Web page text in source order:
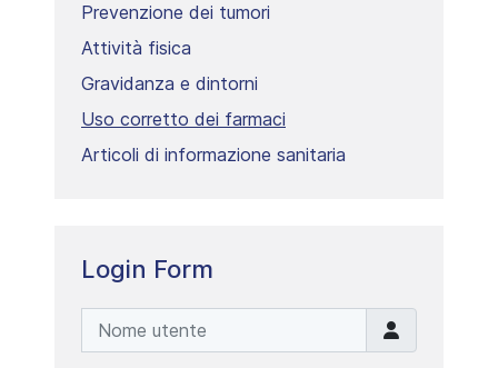
Prevenzione dei tumori
Attività fisica
Gravidanza e dintorni
Uso corretto dei farmaci
Articoli di informazione sanitaria
Login Form
Nome utente